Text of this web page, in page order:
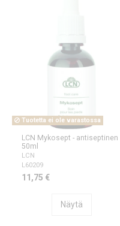
Tuotetta ei ole varastossa
LCN Mykosept - antiseptinen
50ml
LCN
L60209
11,75 €
Näytä